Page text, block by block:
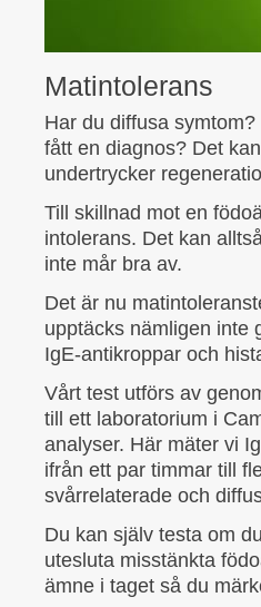
Matintolerans
Har du diffusa
fått en diagnos? Det
undertrycker
Till skillnad mot en
intolerans. Det kan
inte mår bra av.
Det är nu
upptäcks nämligen inte
IgE-antikroppar och
Vårt test utförs av
till ett laboratorium i
analyser. Här mäter vi
ifrån ett par timmar till
svårrelaterade och
Du kan själv testa om
utesluta misstänkta
ämne i taget så du